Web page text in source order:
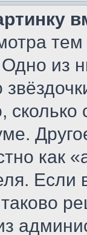
из
как
таково